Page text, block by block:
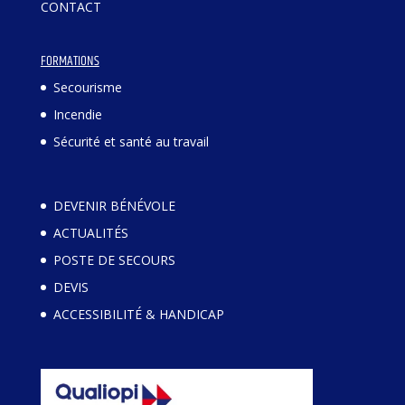
CONTACT
FORMATIONS
Secourisme
Incendie
Sécurité et santé au travail
DEVENIR BÉNÉVOLE
ACTUALITÉS
POSTE DE SECOURS
DEVIS
ACCESSIBILITÉ & HANDICAP